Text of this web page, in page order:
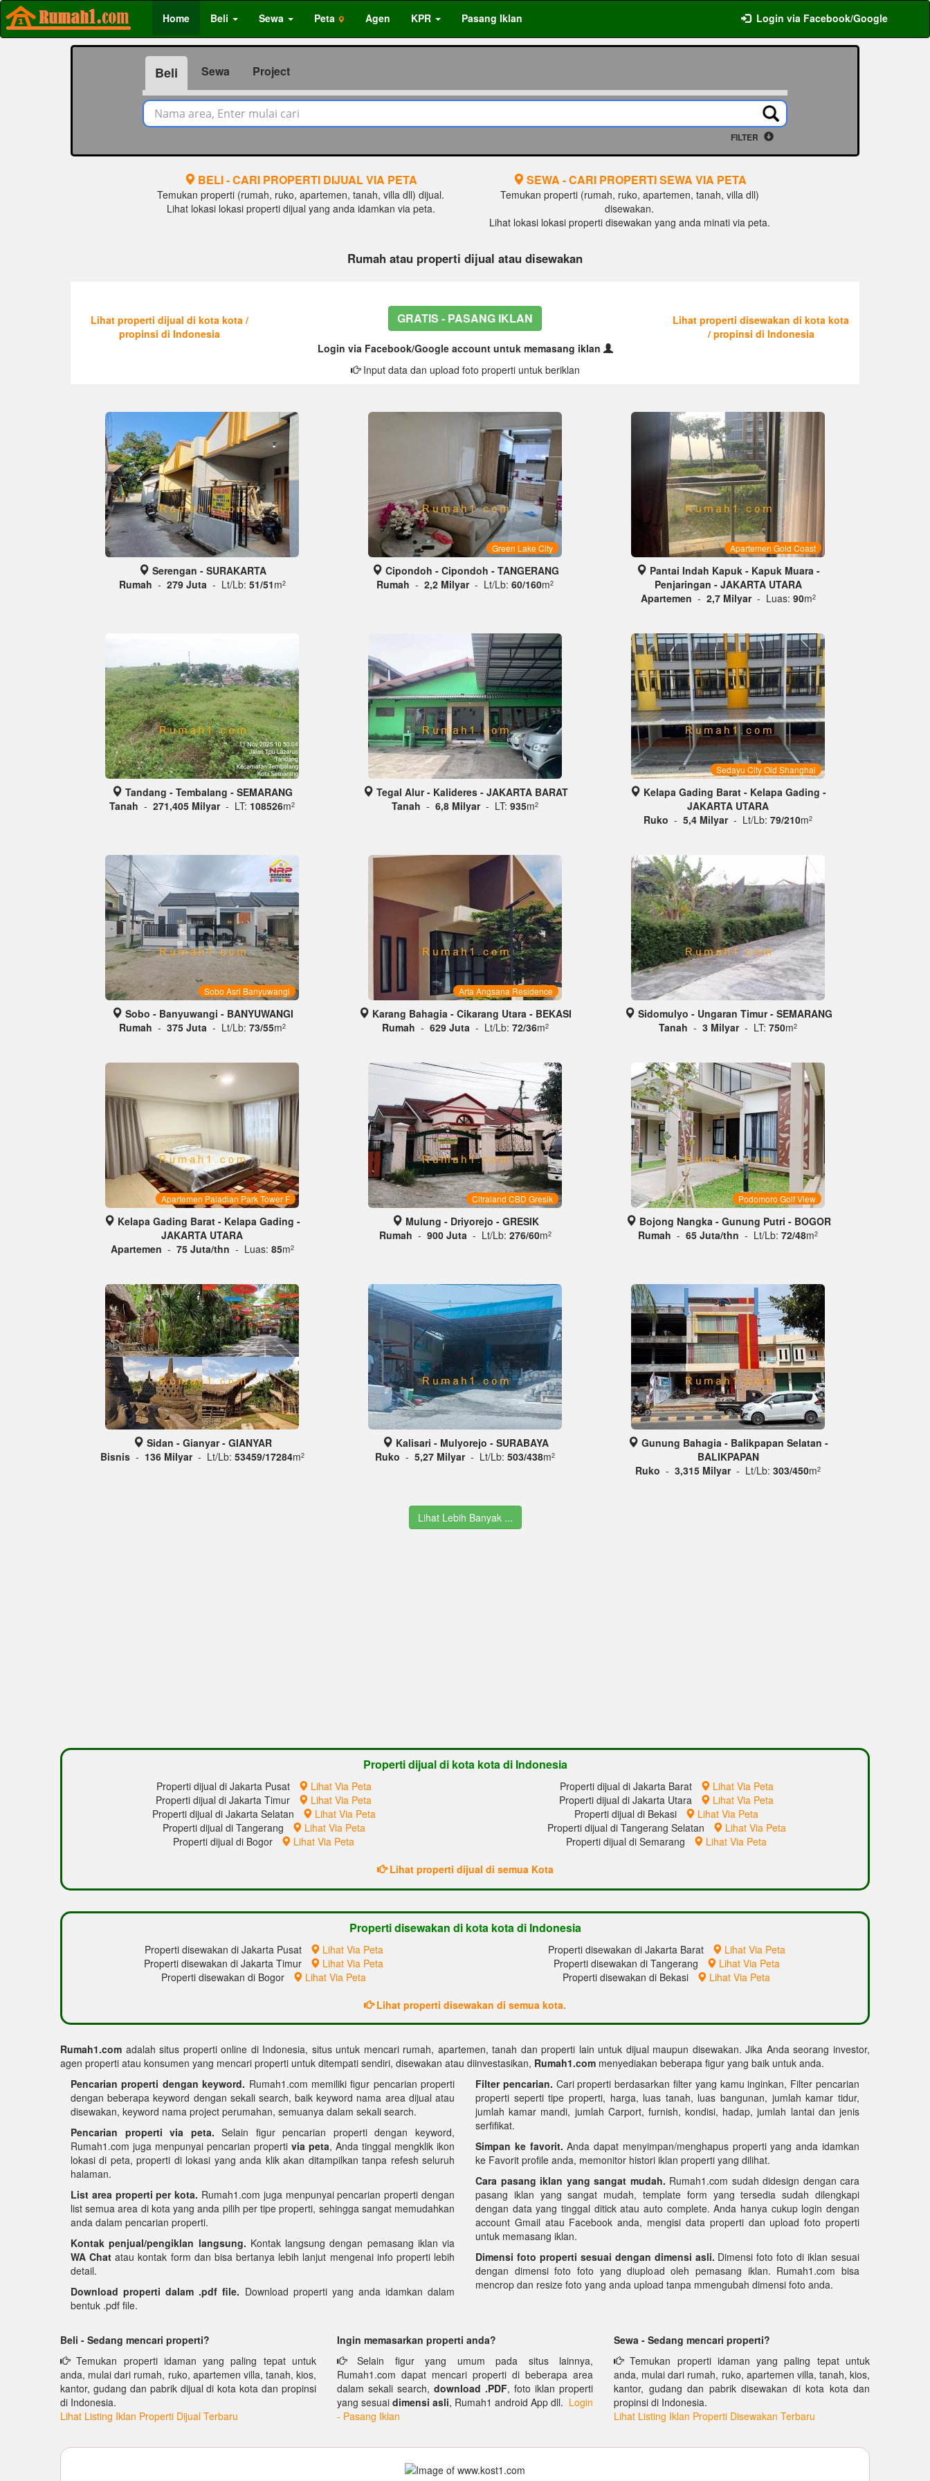
Home Beli Sewa Peta Agen KPR Pasang Iklan Login via Facebook/Google
Beli Sewa Project
FILTER
BELI - CARI PROPERTI DIJUAL VIA PETA
Temukan properti (rumah, ruko, apartemen, tanah, villa dll) dijual.
Lihat lokasi lokasi properti dijual yang anda idamkan via peta.
SEWA - CARI PROPERTI SEWA VIA PETA
Temukan properti (rumah, ruko, apartemen, tanah, villa dll)
disewakan.
Lihat lokasi lokasi properti disewakan yang anda minati via peta.
Rumah atau properti dijual atau disewakan
Lihat properti dijual di kota kota /
propinsi di Indonesia
GRATIS - PASANG IKLAN
Login via Facebook/Google account untuk memasang iklan
Input data dan upload foto properti untuk beriklan
Lihat properti disewakan di kota kota
/ propinsi di Indonesia
Serengan - SURAKARTA
Rumah - 279 Juta - Lt/Lb: 51/51m2
Green Lake City
Cipondoh - Cipondoh - TANGERANG
Rumah - 2,2 Milyar - Lt/Lb: 60/160m2
Apartemen Gold Coast
Pantai Indah Kapuk - Kapuk Muara -
Penjaringan - JAKARTA UTARA
Apartemen - 2,7 Milyar - Luas: 90m2
Tandang - Tembalang - SEMARANG
Tanah - 271,405 Milyar - LT: 108526m2
Tegal Alur - Kalideres - JAKARTA BARAT
Tanah - 6,8 Milyar - LT: 935m2
Sedayu City Old Shanghai
Kelapa Gading Barat - Kelapa Gading -
JAKARTA UTARA
Ruko - 5,4 Milyar - Lt/Lb: 79/210m2
Sobo Asri Banyuwangi
Sobo - Banyuwangi - BANYUWANGI
Rumah - 375 Juta - Lt/Lb: 73/55m2
Arta Angsana Residence
Karang Bahagia - Cikarang Utara - BEKASI
Rumah - 629 Juta - Lt/Lb: 72/36m2
Sidomulyo - Ungaran Timur - SEMARANG
Tanah - 3 Milyar - LT: 750m2
Apartemen Paladian Park Tower F
Kelapa Gading Barat - Kelapa Gading -
JAKARTA UTARA
Apartemen - 75 Juta/thn - Luas: 85m2
Citraland CBD Gresik
Mulung - Driyorejo - GRESIK
Rumah - 900 Juta - Lt/Lb: 276/60m2
Podomoro Golf View
Bojong Nangka - Gunung Putri - BOGOR
Rumah - 65 Juta/thn - Lt/Lb: 72/48m2
Sidan - Gianyar - GIANYAR
Bisnis- 136 Milyar - Lt/Lb: 53459/17284m2
Kalisari - Mulyorejo - SURABAYA
Ruko - 5,27 Milyar - Lt/Lb: 503/438m2
Gunung Bahagia - Balikpapan Selatan -
BALIKPAPAN
Ruko - 3,315 Milyar - Lt/Lb: 303/450m2
Lihat Lebih Banyak ...
Properti dijual di kota kota di Indonesia
Properti dijual di Jakarta Pusat Lihat Via Peta Properti dijual di Jakarta Barat
Lihat Via Peta
Properti dijual di Jakarta Timur
Lihat Via Peta Properti dijual di Jakarta Utara
Lihat Via Peta
Properti dijual di Jakarta Selatan
Lihat Via Peta Properti dijual di Bekasi
Lihat Via Peta
Properti dijual di Tangerang
Lihat Via Peta Properti dijual di Tangerang Selatan
Lihat Via Peta
Properti dijual di Bogor
Lihat Via Peta Properti dijual di Semarang
Lihat Via Peta
Lihat properti dijual di semua Kota
Properti disewakan di kota kota di Indonesia
Properti disewakan di Jakarta Pusat Lihat Via Peta Properti disewakan di Jakarta Barat
Lihat Via Peta
Properti disewakan di Jakarta Timur
Lihat Via Peta Properti disewakan di Tangerang
Lihat Via Peta
Properti disewakan di Bogor
Lihat Via Peta Properti disewakan di Bekasi
Lihat Via Peta
Lihat properti disewakan di semua kota.
Rumah1.com adalah situs properti online di Indonesia, situs untuk mencari rumah, apartemen, tanah dan properti lain untuk dijual maupun disewakan. Jika Anda seorang investor,
agen properti atau konsumen yang mencari properti untuk ditempati sendiri, disewakan atau diinvestasikan, Rumah1.com menyediakan beberapa figur yang baik untuk anda.
Pencarian properti dengan keyword. Rumah1.com memiliki figur pencarian properti
dengan beberapa keyword dengan sekali search, baik keyword nama area dijual atau
disewakan, keyword nama project perumahan, semuanya dalam sekali search.
Pencarian properti via peta. Selain figur pencarian properti dengan keyword,
Rumah1.com juga menpunyai pencarian properti via peta, Anda tinggal mengklik ikon
lokasi di peta, properti di lokasi yang anda klik akan ditampilkan tanpa refesh seluruh
halaman.
List area properti per kota. Rumah1.com juga menpunyai pencarian properti dengan
list semua area di kota yang anda pilih per tipe properti, sehingga sangat memudahkan
anda dalam pencarian properti.
Kontak penjual/pengiklan langsung. Kontak langsung dengan pemasang iklan via
WA Chat atau kontak form dan bisa bertanya lebih lanjut mengenai info properti lebih
detail.
Download properti dalam .pdf file. Download properti yang anda idamkan dalam
bentuk .pdf file.
Filter pencarian. Cari properti berdasarkan filter yang kamu inginkan, Filter pencarian
properti seperti tipe properti, harga, luas tanah, luas bangunan, jumlah kamar tidur,
jumlah kamar mandi, jumlah Carport, furnish, kondisi, hadap, jumlah lantai dan jenis
serfifikat.
Simpan ke favorit. Anda dapat menyimpan/menghapus properti yang anda idamkan
ke Favorit profile anda, memonitor histori iklan properti yang dilihat.
Cara pasang iklan yang sangat mudah. Rumah1.com sudah didesign dengan cara
pasang iklan yang sangat mudah, template form yang tersedia sudah dilengkapi
dengan data yang tinggal ditick atau auto complete. Anda hanya cukup login dengan
account Gmail atau Facebook anda, mengisi data properti dan upload foto properti
untuk memasang iklan.
Dimensi foto properti sesuai dengan dimensi asli. Dimensi foto foto di iklan sesuai
dengan dimensi foto foto yang diupload oleh pemasang iklan. Rumah1.com bisa
mencrop dan resize foto yang anda upload tanpa mmengubah dimensi foto anda.
Beli - Sedang mencari properti?
Temukan properti idaman yang paling tepat untuk
anda, mulai dari rumah, ruko, apartemen villa, tanah, kios,
kantor, gudang dan pabrik dijual di kota kota dan propinsi
di Indonesia.
Lihat Listing Iklan Properti Dijual Terbaru
Ingin memasarkan properti anda?
Selain figur yang umum pada situs lainnya,
Rumah1.com dapat mencari properti di beberapa area
dalam sekali search, download .PDF, foto iklan properti
yang sesuai dimensi asli, Rumah1 android App dll. Login
- Pasang Iklan
Sewa - Sedang mencari properti?
Temukan properti idaman yang paling tepat untuk
anda, mulai dari rumah, ruko, apartemen villa, tanah, kios,
kantor, gudang dan pabrik disewakan di kota kota dan
propinsi di Indonesia.
Lihat Listing Iklan Properti Disewakan Terbaru